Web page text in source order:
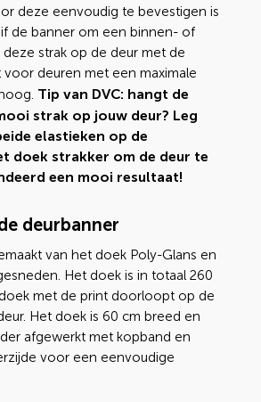
deze eenvoudig te bevestigen is
de banner om een binnen- of
strak op de deur met de
voor deuren met een maximale
Tip van DVC: hangt de
strak op jouw deur? Leg
elastieken op de
doek strakker om de deur te
een mooi resultaat!
deurbanner
van het doek Poly-Glans en
Het doek is in totaal 260
met de print doorloopt op de
Het doek is 60 cm breed en
afgewerkt met kopband en
voor een eenvoudige